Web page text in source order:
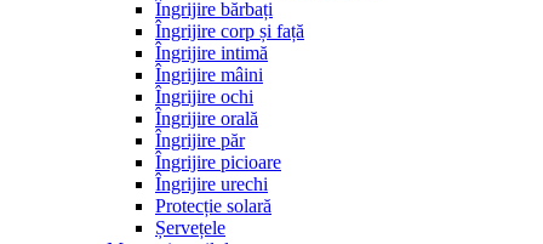
Îngrijire bărbați
Îngrijire corp și față
Îngrijire intimă
Îngrijire mâini
Îngrijire ochi
Îngrijire orală
Îngrijire păr
Îngrijire picioare
Îngrijire urechi
Protecție solară
Șervețele